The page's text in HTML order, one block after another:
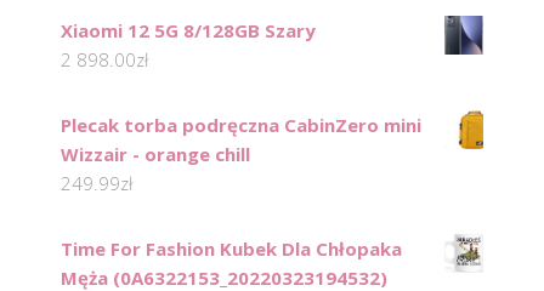
Xiaomi 12 5G 8/128GB Szary
2 898.00zł
Plecak torba podręczna CabinZero mini
Wizzair - orange chill
249.99zł
Time For Fashion Kubek Dla Chłopaka
Męża (0A6322153_20220323194532)